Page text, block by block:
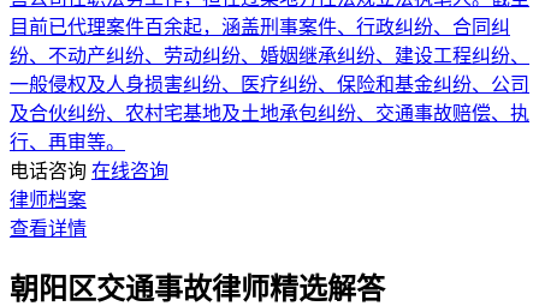
目前已代理案件百余起，涵盖刑事案件、行政纠纷、合同纠
纷、不动产纠纷、劳动纠纷、婚姻继承纠纷、建设工程纠纷、
一般侵权及人身损害纠纷、医疗纠纷、保险和基金纠纷、公司
及合伙纠纷、农村宅基地及土地承包纠纷、交通事故赔偿、执
行、再审等。
电话咨询 在线咨询
律师档案
查看详情
朝阳区交通事故律师精选解答